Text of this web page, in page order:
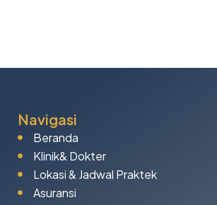
Navigasi
Beranda
Klinik& Dokter
Lokasi & Jadwal Praktek
Asuransi